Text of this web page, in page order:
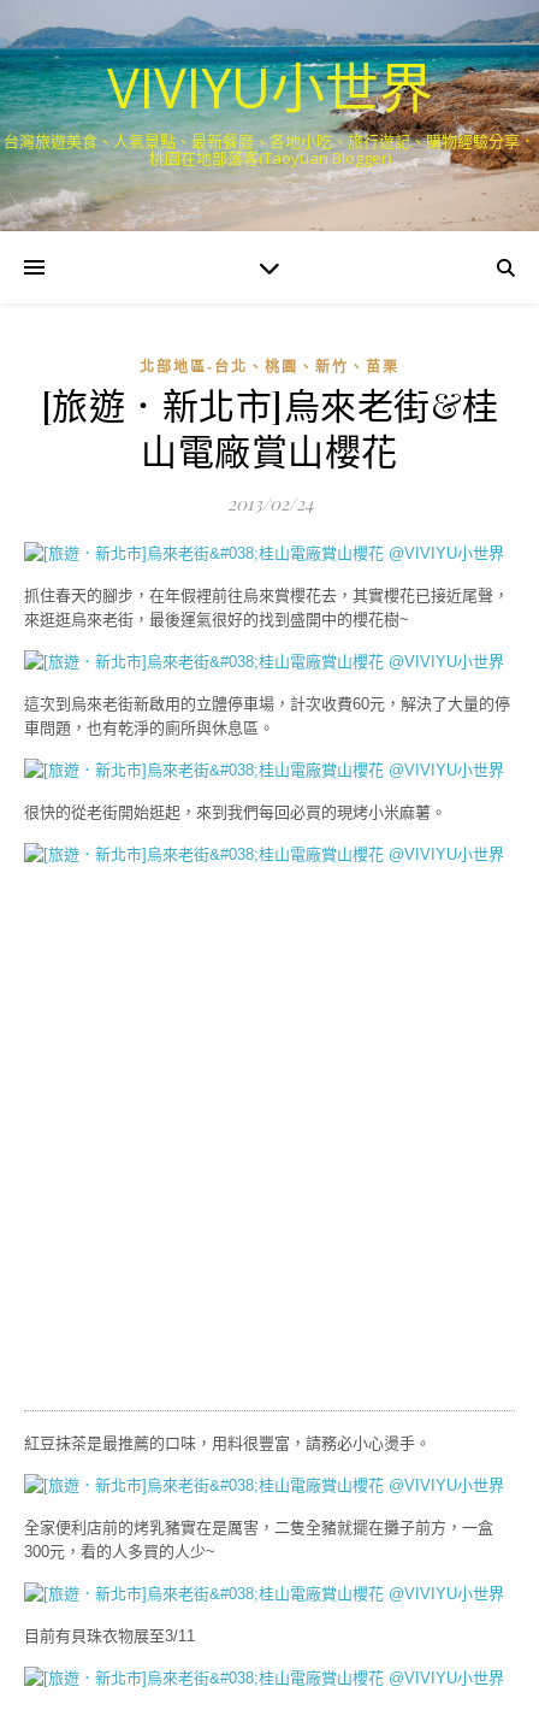
VIVIYU小世界
台灣旅遊美食、人氣景點、最新餐廳、各地小吃、旅行遊記、購物經驗分享．
桃園在地部落客(Taoyuan Blogger)
北部地區-台北、桃園、新竹、苗栗
[旅遊．新北市]烏來老街&桂
山電廠賞山櫻花
2013/02/24
抓住春天的腳步，在年假裡前往烏來賞櫻花去，其實櫻花已接近尾聲，
來逛逛烏來老街，最後運氣很好的找到盛開中的櫻花樹~
這次到烏來老街新啟用的立體停車場，計次收費60元，解決了大量的停
車問題，也有乾淨的廁所與休息區。
很快的從老街開始逛起，來到我們每回必買的現烤小米麻薯。
紅豆抹茶是最推薦的口味，用料很豐富，請務必小心燙手。
全家便利店前的烤乳豬實在是厲害，二隻全豬就擺在攤子前方，一盒
300元，看的人多買的人少~
目前有貝珠衣物展至3/11